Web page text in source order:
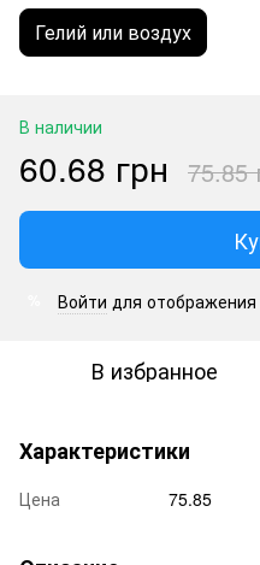
Гелий или воздух
В наличии
60.68 грн 75.85
Войти для отображения
В избранное
Характеристики
Цена 75.85